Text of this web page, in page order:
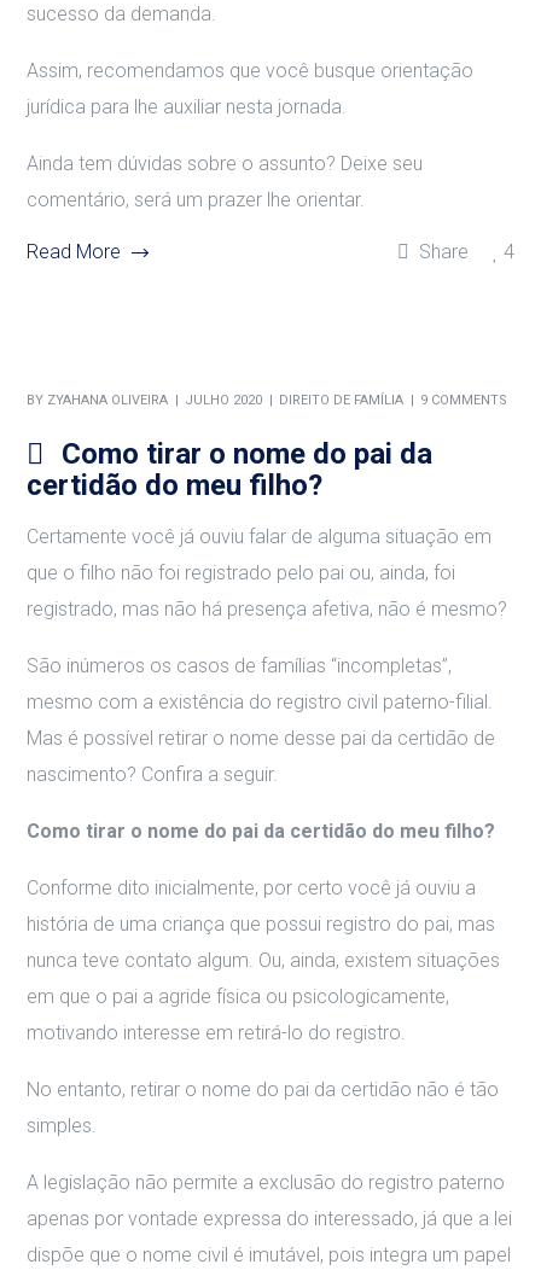
sucesso da demanda.
Assim, recomendamos que você busque orientação
jurídica para lhe auxiliar nesta jornada.
Ainda tem dúvidas sobre o assunto? Deixe seu
comentário, será um prazer lhe orientar.
Read More Share 4
BY ZYAHANA OLIVEIRA JULHO 2020 DIREITO DE FAMÍLIA 9 COMMENTS
Como tirar o nome do pai da
certidão do meu filho?
Certamente você já ouviu falar de alguma situação em
que o filho não foi registrado pelo pai ou, ainda, foi
registrado, mas não há presença afetiva, não é mesmo?
São inúmeros os casos de famílias “incompletas”,
mesmo com a existência do registro civil paterno-filial.
Mas é possível retirar o nome desse pai da certidão de
nascimento? Confira a seguir.
Como tirar o nome do pai da certidão do meu filho?
Conforme dito inicialmente, por certo você já ouviu a
história de uma criança que possui registro do pai, mas
nunca teve contato algum. Ou, ainda, existem situações
em que o pai a agride física ou psicologicamente,
motivando interesse em retirá-lo do registro.
No entanto, retirar o nome do pai da certidão não é tão
simples.
A legislação não permite a exclusão do registro paterno
apenas por vontade expressa do interessado, já que a lei
dispõe que o nome civil é imutável, pois integra um papel